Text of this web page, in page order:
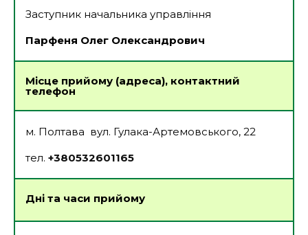
Заступник начальника управління
Парфеня Олег Олександрович
Місце прийому (адреса), контактний
телефон
м. Полтава вул. Гулака-Артемовського, 22
тел. +380532601165
Дні та часи прийому